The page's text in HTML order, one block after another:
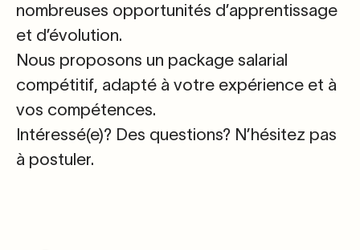
nombreuses opportunités d’apprentissage
et d’évolution.
Nous proposons un package salarial
compétitif, adapté à votre expérience et à
vos compétences.
Intéressé(e)? Des questions? N’hésitez pas
à postuler.